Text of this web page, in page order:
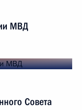
МВД
Совета